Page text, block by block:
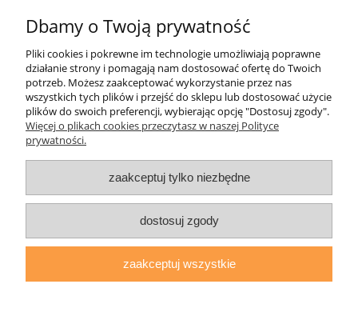
Pomoc
Moje konto
Informacje
O nas
ul. Grodzka Nr 23, 67-200 Głogów | woj. dolnośląskie
| tel.: 513093168 | email:sklep@daryziol.pl| NIP: 6921579498 |
Dbamy o Twoją prywatność
Pliki cookies i pokrewne im technologie umożliwiają poprawne
działanie strony i pomagają nam dostosować ofertę do Twoich
potrzeb. Możesz zaakceptować wykorzystanie przez nas
wszystkich tych plików i przejść do sklepu lub dostosować użycie
plików do swoich preferencji, wybierając opcję "Dostosuj zgody".
Więcej o plikach cookies przeczytasz w naszej Polityce
prywatności.
zaakceptuj tylko niezbędne
dostosuj zgody
zaakceptuj wszystkie